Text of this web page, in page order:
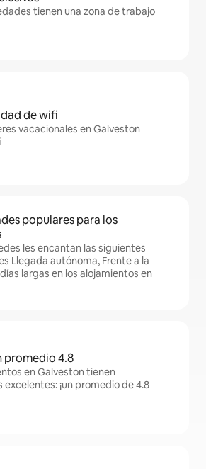
tienen una zona de trabajo
de wifi
vacacionales en Galveston
populares para los
les encantan las siguientes
Llegada autónoma, Frente a la
largas en los alojamientos en
promedio 4.8
en Galveston tienen
excelentes: ¡un promedio de 4.8